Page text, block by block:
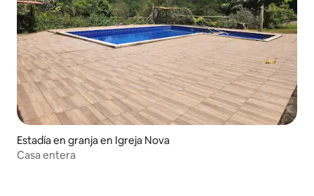
Estadía en granja en Igreja Nova
Casa entera